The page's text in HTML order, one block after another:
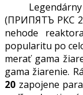
Legendárny
(ПРИПЯТЪ РКС
nehode
popularitu po
merať gama
gama žiarenie.
20 zapojene